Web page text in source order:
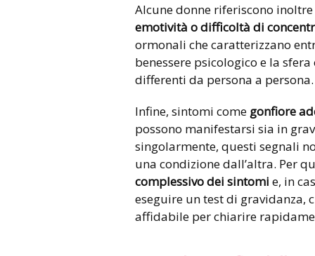
Alcune donne riferiscono inoltre
emotività o difficoltà di
ormonali che caratterizzano
benessere psicologico e la
differenti da persona a persona.
Infine, sintomi come gonfiore
possono manifestarsi sia in
singolarmente, questi segnali
una condizione dall’altra. Per
complessivo dei sintomi e, in
eseguire un test di gravidanza,
affidabile per chiarire